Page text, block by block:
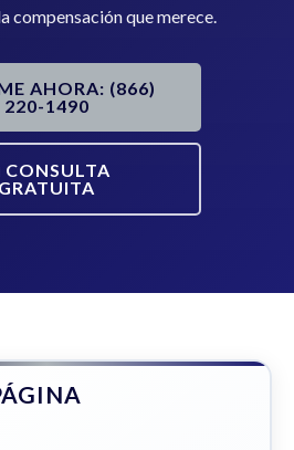
compensación que merece.
AHORA: (866)
220-1490
CONSULTA
GRATUITA